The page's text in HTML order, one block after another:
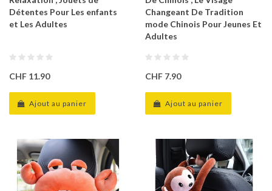
Détentes Pour Les enfants
et Les Adultes
CHF 11.90
Ajout au panier
Changeant De Tradition
mode Chinois Pour Jeunes Et
Adultes
CHF 7.90
Ajout au panier